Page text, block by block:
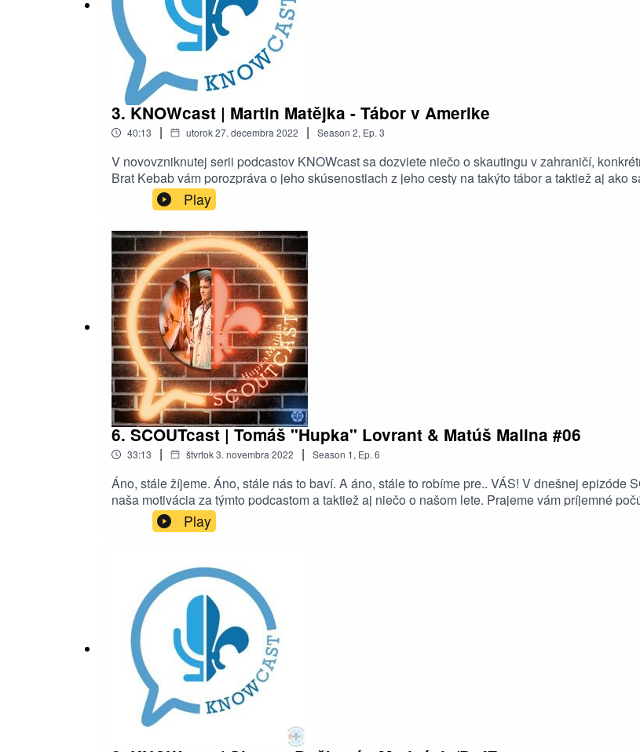
3. KNOWcast | Martin Matějka - Tábor v Amerike
40:13 | utorok 27. decembra 2022 | Season 2, Ep. 3
V novovzniknutej serii podcastov KNOWcast sa dozviete niečo o skautingu v zahraničí,
Brat Kebab vám porozpráva o jeho skúsenostiach z jeho cesty na takýto tábor a taktiež aj ako
nech už ste kdekoľvek!
Play
6. SCOUTcast | Tomáš "Hupka" Lovrant & Matúš Malina #06
33:13 | štvrtok 3. novembra 2022 | Season 1, Ep. 6
Áno, stále žíjeme. Áno, stále nás to baví. A áno, stále to robíme pre.. VÁS! V dnešnej epizóde
naša motivácia za týmto podcastom a taktiež aj niečo o našom lete. Prajeme vám príjemné
Play